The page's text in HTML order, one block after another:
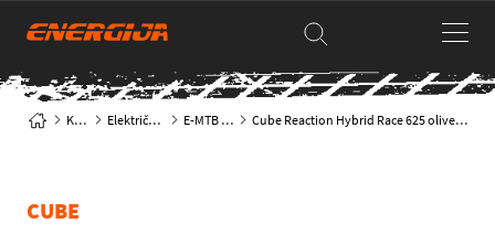
Kolesa Električna kolesa E-MTB hardtail Cube Reaction Hybrid Race 625 olive´n´green Easy Entry kolo
CUBE